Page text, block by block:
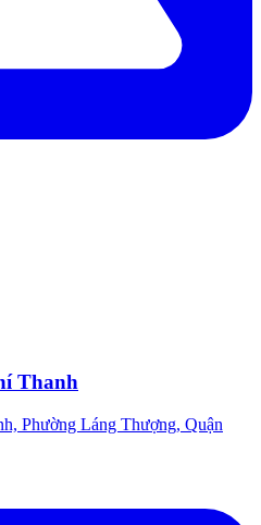
Thanh
Phường Láng Thượng, Quận